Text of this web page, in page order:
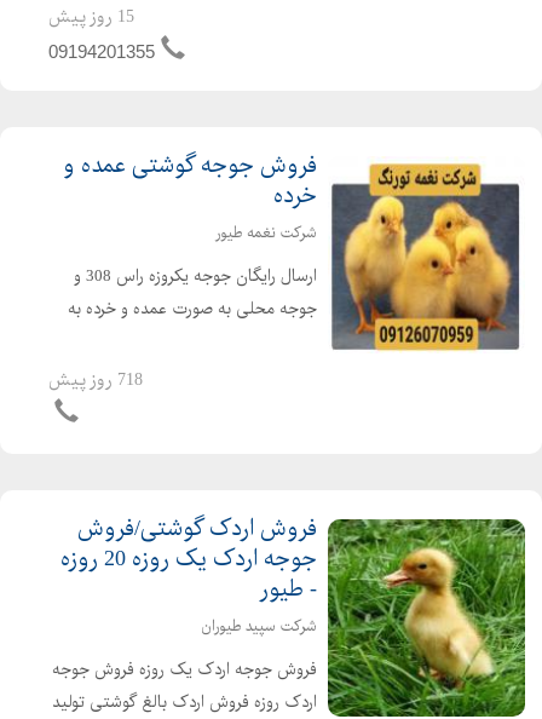
گرم کردن سالن های تولید ، دامداری ها،
مرغداری ها و گلخانه ها می باشد. از جت
15 روز پیش
09194201355
فروش جوجه گوشتی عمده و
خرده
شرکت نغمه طیور
ارسال رایگان جوجه یکروزه راس 308 و
جوجه محلی به صورت عمده و خرده به
کیفیت فروش مرغ بومی یک روزه به
صورت عمده و خرده بهترین قیمت جوجه
718 روز پیش
فروش اردک گوشتی/فروش
جوجه اردک یک روزه 20 روزه
- طیور
شرکت سپید طیوران
فروش جوجه اردک یک روزه فروش جوجه
اردک روزه فروش اردک بالغ گوشتی تولید